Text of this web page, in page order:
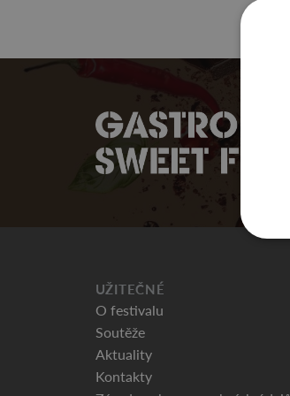
UŽITEČNÉ
O festivalu
Soutěže
Aktuality
Kontakty